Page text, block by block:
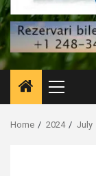
Primary
Menu
Home 2024 July